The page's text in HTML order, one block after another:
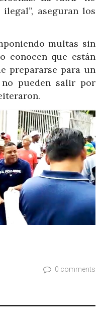
aseguran los
multas sin
conocen que están
prepararse para un
pueden salir por
0 comments